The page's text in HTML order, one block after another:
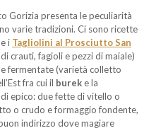
Gorizia presenta le peculiarità
varie tradizioni. Ci sono ricette
i Tagliolini al Prosciutto San
crauti, fagioli e pezzi di maiale)
fermentate (varietà colletto
fra cui il bureke la
epico: due fette di vitello o
o crudo e formaggio fondente,
indirizzo dove magiare